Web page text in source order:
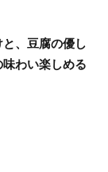
、豆腐の優し
わい楽しめる